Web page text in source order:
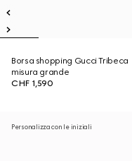
Borsa shopping Gucci Tribeca
misura grande
CHF 1,590
Personalizza con le iniziali